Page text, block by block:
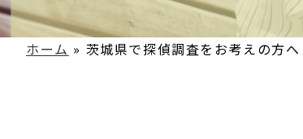
ホーム » 茨城県で探偵調査をお考えの方